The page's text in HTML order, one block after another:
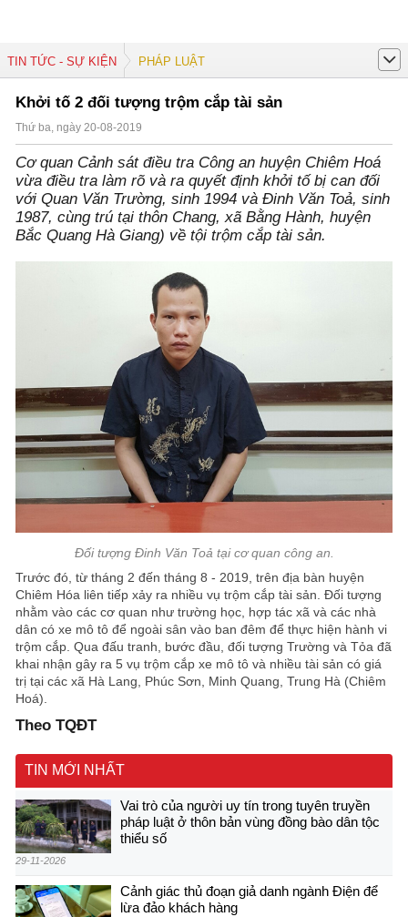
TIN TỨC - SỰ KIỆN PHÁP LUẬT
Khởi tố 2 đối tượng trộm cắp tài sản
Thứ ba, ngày 20-08-2019
Cơ quan Cảnh sát điều tra Công an huyện Chiêm Hoá
vừa điều tra làm rõ và ra quyết định khởi tố bị can đối
với Quan Văn Trường, sinh 1994 và Đinh Văn Toả, sinh
1987, cùng trú tại thôn Chang, xã Bằng Hành, huyện
Bắc Quang Hà Giang) về tội trộm cắp tài sản.
Đối tượng Đinh Văn Toả tại cơ quan công an.
Trước đó, từ tháng 2 đến tháng 8 - 2019, trên địa bàn huyện
Chiêm Hóa liên tiếp xảy ra nhiều vụ trộm cắp tài sản. Đối tượng
nhằm vào các cơ quan như trường học, hợp tác xã và các nhà
dân có xe mô tô để ngoài sân vào ban đêm để thực hiện hành vi
trộm cắp. Qua đấu tranh, bước đầu, đối tượng Trường và Tỏa đã
khai nhận gây ra 5 vụ trộm cắp xe mô tô và nhiều tài sản có giá
trị tại các xã Hà Lang, Phúc Sơn, Minh Quang, Trung Hà (Chiêm
Hoá).
Theo TQĐT
TIN MỚI NHẤT
Vai trò của người uy tín trong tuyên truyền
pháp luật ở thôn bản vùng đồng bào dân tộc
thiểu số
29-11-2026
Cảnh giác thủ đoạn giả danh ngành Điện để
lừa đảo khách hàng